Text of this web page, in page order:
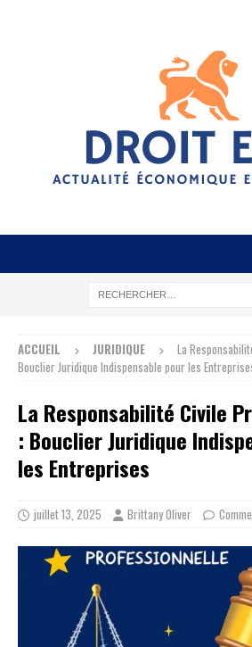
ACCUEIL JURIDIQUE
La
Bouclier Juridique Indispensable pour les
La Responsabilité Civile
: Bouclier Juridique
les Entreprises
juillet 13, 2025 Brittany Oliver